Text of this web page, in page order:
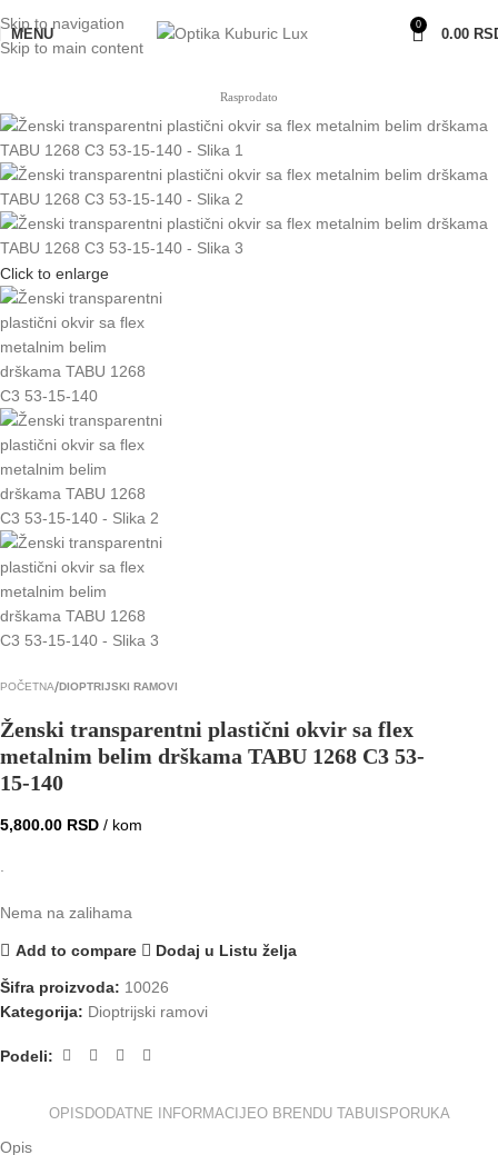
Skip to navigation
Skip to main content
MENU
0
0.00
Rasprodato
Click to enlarge
POČETNA DIOPTRIJSKI RAMOVI
Ženski transparentni plastični okvir sa flex
metalnim belim drškama TABU 1268 C3 53-
15-140
5,800.00 RSD / kom
.
Nema na zalihama
Add to compare Dodaj u Listu želja
Šifra proizvoda: 10026
Kategorija: Dioptrijski ramovi
Podeli:
OPIS DODATNE INFORMACIJEO BRENDU TABUISPORUKA
Opis